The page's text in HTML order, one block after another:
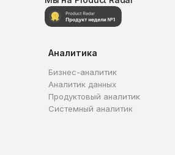
Аналитика
Бизнес-аналитик
Аналитик данных
Продуктовый аналитик
Системный аналитик